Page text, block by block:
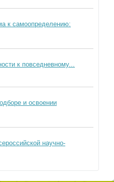
к самоопределению:
к повседневному...
и освоении
научно-